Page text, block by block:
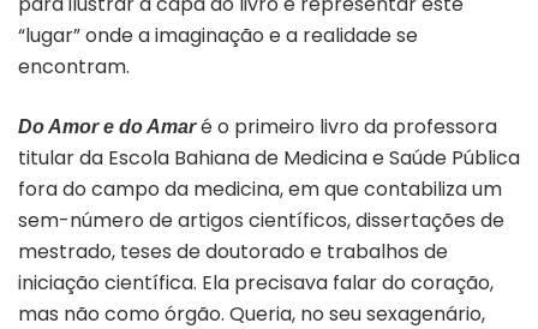
“lugar” onde a imaginação e a realidade se
encontram.
Do Amor e do Amaré o primeiro livro da professora
titular da Escola Bahiana de Medicina e Saúde Pública
fora do campo da medicina, em que contabiliza um
sem-número de artigos científicos, dissertações de
mestrado, teses de doutorado e trabalhos de
iniciação científica. Ela precisava falar do coração,
mas não como órgão. Queria, no seu sexagenário,